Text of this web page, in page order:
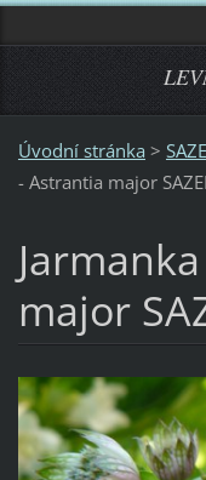
Úvodní stránka >
- Astrantia major
major